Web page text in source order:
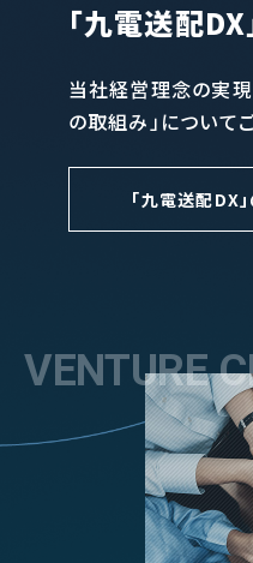
｢九電送配DX
当社経営理念の実
の取組み」について
｢九電送配DX
VENTURE